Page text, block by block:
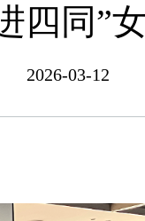
四同”
03-12